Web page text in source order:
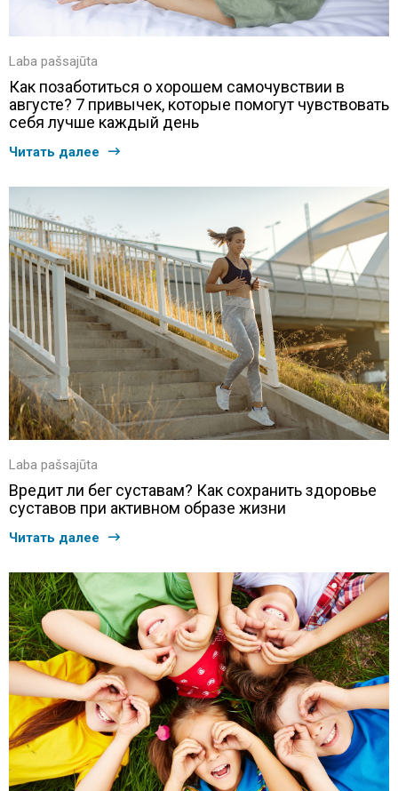
Laba pašsajūta
Как позаботиться о хорошем самочувствии в
августе? 7 привычек, которые помогут чувствовать
себя лучше каждый день
Читать далее
Laba pašsajūta
Вредит ли бег суставам? Как сохранить здоровье
суставов при активном образе жизни
Читать далее